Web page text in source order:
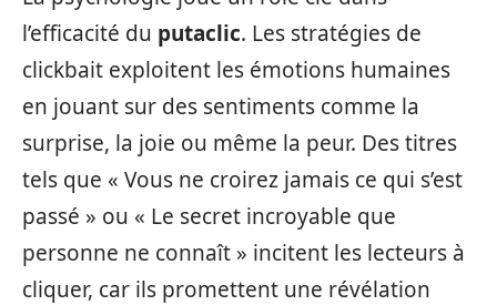
l’efficacité du putaclic. Les stratégies de
clickbait exploitent les émotions humaines
en jouant sur des sentiments comme la
surprise, la joie ou même la peur. Des titres
tels que « Vous ne croirez jamais ce qui s’est
passé » ou « Le secret incroyable que
personne ne connaît » incitent les lecteurs à
cliquer, car ils promettent une révélation